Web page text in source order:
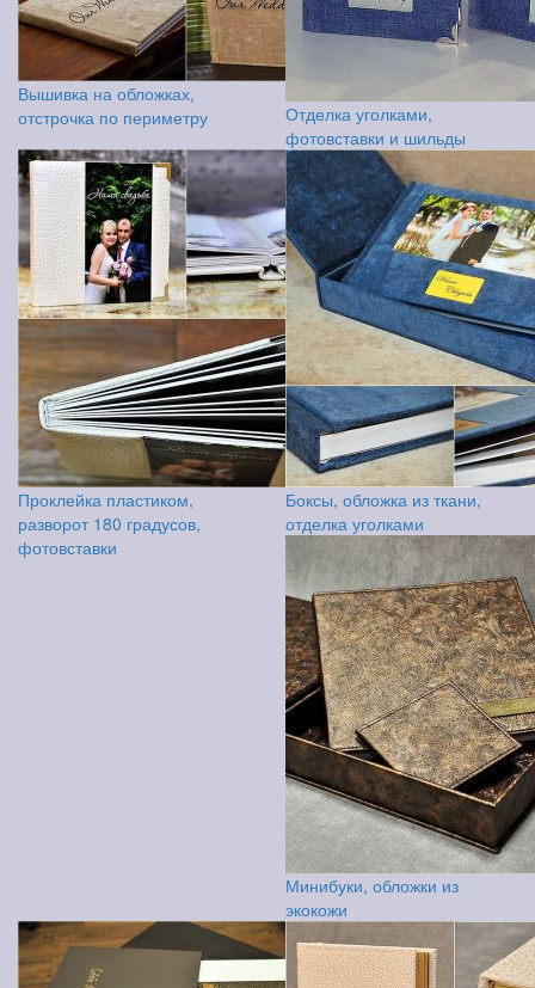
Вышивка на обложках,
отстрочка по периметру
Отделка уголками,
фотовставки и шильды
Проклейка пластиком,
разворот 180 градусов,
фотовставки
Боксы, обложка из ткани,
отделка уголками
Минибуки, обложки из
экокожи